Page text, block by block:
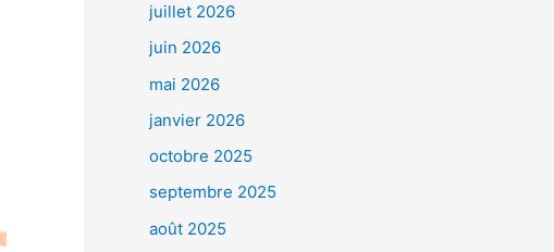
juillet 2026
juin 2026
mai 2026
janvier 2026
octobre 2025
septembre 2025
août 2025